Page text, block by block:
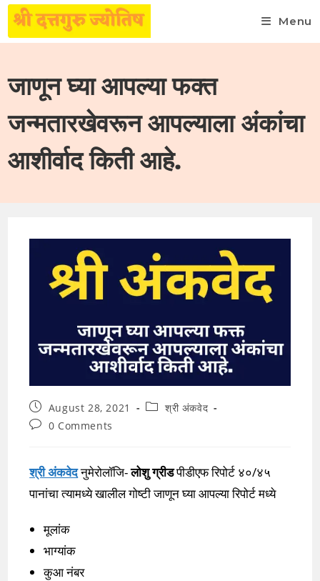
content
Menu
जाणून घ्या आपल्या फक्त
जन्मतारखेवरून आपल्याला अंकांचा
आशीर्वाद किती आहे.
Post
published:
August 28, 2021
Postश्री अंकवेद
Post0 Comments
श्री अंकवेदनुमेरोलॉजि-लोशु ग्रीडपीडीएफ रिपोर्ट ४०/४५
पानांचा त्यामध्ये खालील गोष्टी जाणून घ्या आपल्या रिपोर्ट मध्ये
मूलांक
भाग्यांक
कुआ नंबर